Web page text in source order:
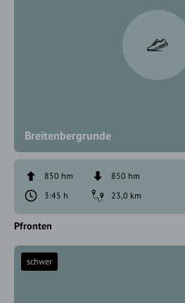
Breitenbergrunde
850 hm
850 hm
3:45 h
23,0 km
Pfronten
schwer